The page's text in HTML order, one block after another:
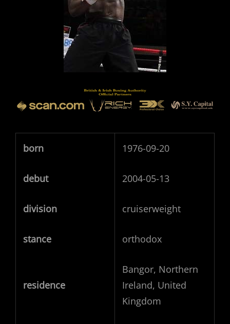
born 1976-09-20
debut 2004-05-13
division cruiserweight
stance orthodox
residence
Bangor, Northern
Ireland, United
Kingdom